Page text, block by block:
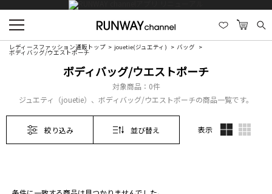
レディースファッション通販トップ jouetie(ジュエティ) バッグ
ボディバッグ/ウエストポーチ
ボディバッグ/ウエストポーチ
対象商品： 0件
ジュエティ（jouetie）、ボディバッグ/ウエストポーチの商品一覧です。
絞り込み 並び替え 表示